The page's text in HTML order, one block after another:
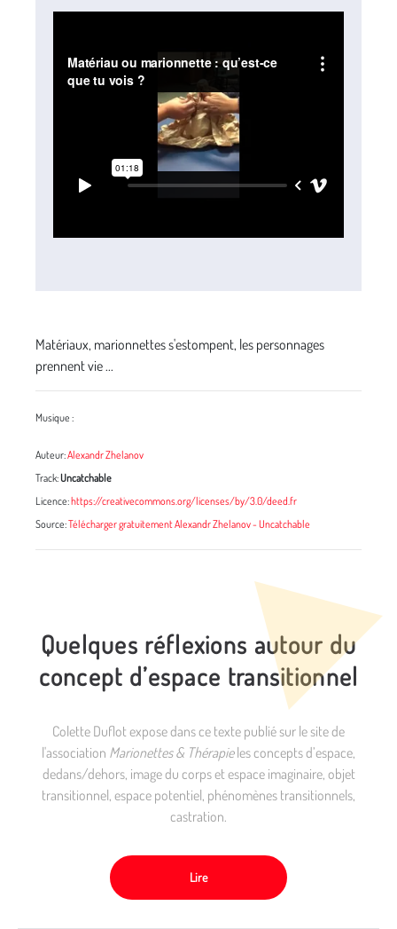
Matériaux, marionnettes s'estompent, les personnages
prennent vie ...
Musique :
Auteur:Alexandr Zhelanov
Track:Uncatchable
Licence:https://creativecommons.org/licenses/by/3.0/deed.fr
Source:Télécharger gratuitement Alexandr Zhelanov - Uncatchable
Quelques réflexions autour du
concept d’espace transitionnel
Colette Duflot expose dans ce texte publié sur le site de
l'association Marionettes & Thérapieles concepts d’espace,
dedans/dehors, image du corps et espace imaginaire, objet
transitionnel, espace potentiel, phénomènes transitionnels,
castration.
Lire